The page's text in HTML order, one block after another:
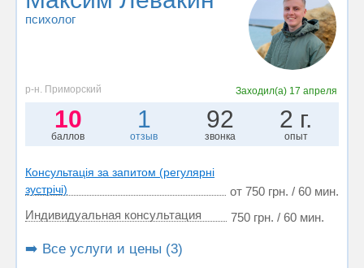
психолог
р-н. Приморский Заходил(а) 17 апреля
10
баллов
1
отзыв
92
звонка
2 г.
опыт
Консультація за запитом (регулярні
зустрічі)
от 750 грн. / 60 мин.
Индивидуальная консультация
750 грн. / 60 мин.
➡️ Все услуги и цены (3)